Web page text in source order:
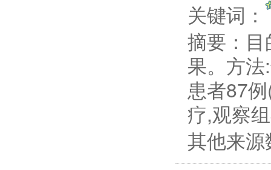
关键词：
摘要：
果。方
患者87
疗,观察
其他来